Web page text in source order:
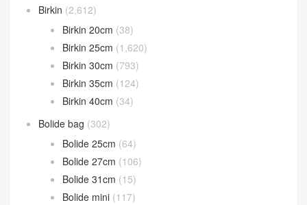
Birkin (2,612)
Birkin 20cm (38)
Birkin 25cm (1,620)
Birkin 30cm (793)
Birkin 35cm (124)
Birkin 40cm (34)
Bolide bag (302)
Bolide 25cm (64)
Bolide 27cm (106)
Bolide 31cm (15)
Bolide mini (117)